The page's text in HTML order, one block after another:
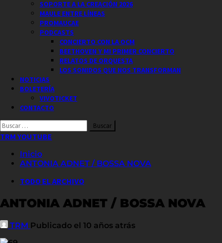
SOPORTE A LA CREACIÓN 2026
MAULE ENTRE LÍNEAS
PROMAUCAE
PODCASTS
CONCIERTO CON LA OCM
BEETHOVEN Y MI PRIMER CONCIERTO
RELATOS DE ORQUESTA
LOS SONIDOS QUE NOS TRANSFORMAN
NOTICIAS
BOLETERÍA
VIVOTICKET
CONTACTO
Buscar
por:
TRM YOUTUBE
Inicio
ANTONIA ADNET / BOSSA NOVA
TODO EL ARCHIVO
ANTONIA ADNET / BOSSA NOVA
TRM Publicado el 10 años atrás